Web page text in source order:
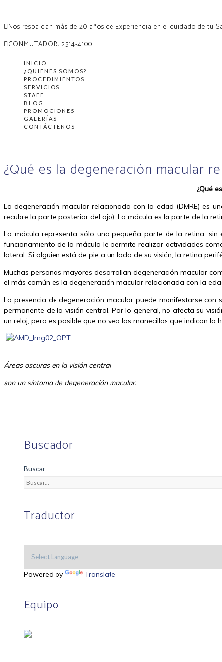
Nos respaldan más de 20 años de Experiencia en el cuidado de tu
CONMUTADOR: 2514-4100
INICIO
¿QUIENES SOMOS?
PROCEDIMIENTOS
SERVICIOS
STAFF
BLOG
PROMOCIONES
GALERÍAS
CONTÁCTENOS
¿Qué es la degeneración macular
¿Qué
La degeneración macular relacionada con la edad (DMRE) es
recubre la parte posterior del ojo). La mácula es la parte de la
La mácula representa sólo una pequeña parte de la retina,
funcionamiento de la mácula le permite realizar actividades
lateral. Si alguien está de pie a un lado de su visión, la retina
Muchas personas mayores desarrollan degeneración macular
el más común es la degeneración macular relacionada con la
La presencia de degeneración macular puede manifestarse
permanente de la visión central. Por lo general, no afecta su
un reloj, pero es posible que no vea las manecillas que indican la
Áreas oscuras en la visión central
son un síntoma de degeneración macular.
Buscador
Buscar
Traductor
Powered by Translate
Equipo